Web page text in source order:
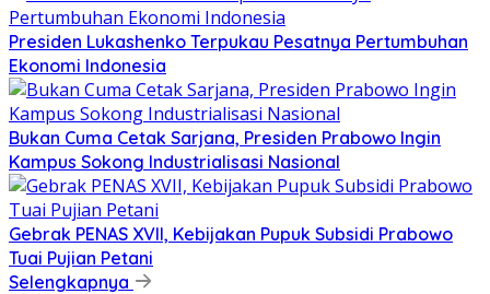
Presiden Lukashenko Terpukau Pesatnya Pertumbuhan
Ekonomi Indonesia
Bukan Cuma Cetak Sarjana, Presiden Prabowo Ingin
Kampus Sokong Industrialisasi Nasional
Gebrak PENAS XVII, Kebijakan Pupuk Subsidi Prabowo
Tuai Pujian Petani
Selengkapnya